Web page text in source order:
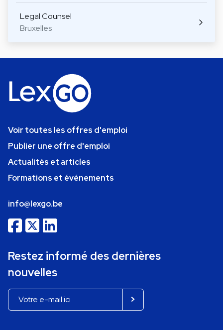
Legal Counsel
Bruxelles
Voir toutes les offres d'emploi
Publier une offre d'emploi
Actualités et articles
Formations et événements
info@lexgo.be
Restez informé des dernières
nouvelles